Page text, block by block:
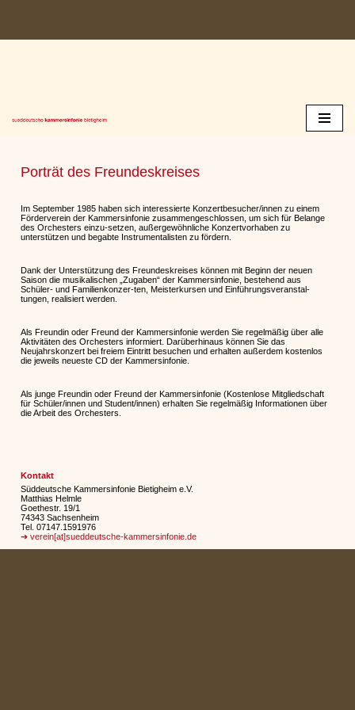
Zum
Porträt des Freundeskreises
Im September 1985 haben sich interessierte Konzertbesucher/innen zu einem
Förderverein der Kammersinfonie zusammengeschlossen, um sich für Belange
des Orchesters einzu-setzen, außergewöhnliche Konzertvorhaben zu
unterstützen und begabte Instrumentalisten zu fördern.
Dank der Unterstützung des Freundeskreises können mit Beginn der neuen
Saison die musikalischen „Zugaben“ der Kammersinfonie, bestehend aus
Schüler- und Familienkonzer-ten, Meisterkursen und Einführungsveranstal-
tungen, realisiert werden.
Als Freundin oder Freund der Kammersinfonie werden Sie regelmäßig über alle
Aktivitäten des Orchesters informiert. Darüberhinaus können Sie das
Neujahrskonzert bei freiem Eintritt besuchen und erhalten außerdem kostenlos
die jeweils neueste CD der Kammersinfonie.
Als junge Freundin oder Freund der Kammersinfonie (Kostenlose Mitgliedschaft
für Schüler/innen und Student/innen) erhalten Sie regelmäßig Informationen über
die Arbeit des Orchesters.
Kontakt
Süddeutsche Kammersinfonie Bietigheim e.V.
Matthias Helmle
Goethestr. 19/1
74343 Sachsenheim
Tel. 07147.1591976
➔ verein[at]sueddeutsche-kammersinfonie.de